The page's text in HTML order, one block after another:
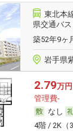
東北本
県交通バ
築52年9ヶ
岩手県
2.79万円
管理費-
なし
4階 / 2K（